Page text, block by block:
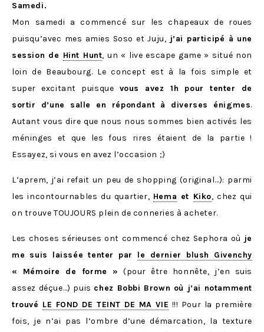
Samedi.
Mon samedi a commencé sur les chapeaux de roues
puisqu’avec mes amies Soso et Juju, j’ai participé à une
session de Hint Hunt, un « live escape game » situé non
loin de Beaubourg. Le concept est à la fois simple et
super excitant puisque vous avez 1h pour tenter de
sortir d’une salle en répondant à diverses énigmes.
Autant vous dire que nous nous sommes bien activés les
méninges et que les fous rires étaient de la partie !
Essayez, si vous en avez l’occasion ;)
L’aprem, j’ai refait un peu de shopping (original…): parmi
les incontournables du quartier, Hema et Kiko, chez qui
on trouve TOUJOURS plein de conneries à acheter.
Les choses sérieuses ont commencé chez Sephora où je
me suis laissée tenter par le dernier blush Givenchy
« Mémoire de forme » (pour être honnête, j’en suis
assez déçue…) puis chez Bobbi Brown où j’ai notamment
trouvé LE FOND DE TEINT DE MA VIE !!! Pour la première
fois, je n’ai pas l’ombre d’une démarcation, la texture